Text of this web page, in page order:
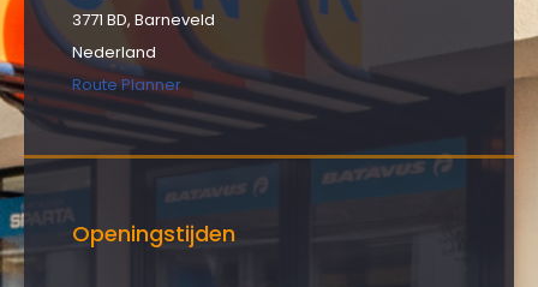
3771 BD, Barneveld
Nederland
Route Planner
Openingstijden